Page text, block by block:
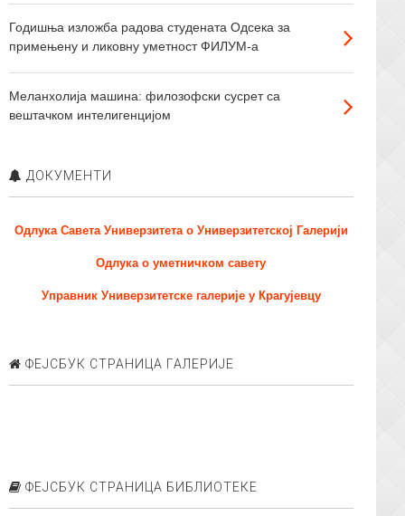
Годишња изложба радова студената Одсека за
примењену и ликовну уметност ФИЛУМ-а
Меланхолија машина: филозофски сусрет са
вештачком интелигенцијом
ДОКУМЕНТИ
Одлука Савета Универзитета о Универзитетској Галерији
Одлука о уметничком савету
Управник Универзитетске галерије у Крагујевцу
ФЕЈСБУК СТРАНИЦА ГАЛЕРИЈЕ
ФЕЈСБУК СТРАНИЦА БИБЛИОТЕКЕ